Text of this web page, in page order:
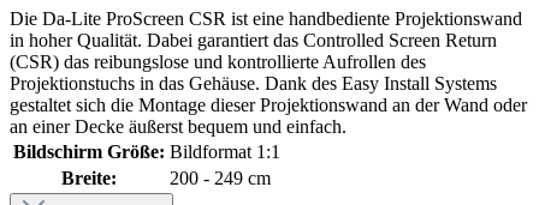
Die Da-Lite ProScreen CSR ist eine handbediente Projektionswand
in hoher Qualität. Dabei garantiert das Controlled Screen Return
(CSR) das reibungslose und kontrollierte Aufrollen des
Projektionstuchs in das Gehäuse. Dank des Easy Install Systems
gestaltet sich die Montage dieser Projektionswand an der Wand oder
an einer Decke äußerst bequem und einfach.
Bildschirm Größe: Bildformat 1:1
Breite:
200 - 249 cm